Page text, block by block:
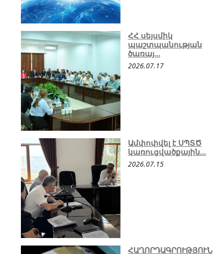
ՀՀ սեյսմիկ
պաշտպանության
ծառայ...
2026.07.17
Ամփոփվել է ՍՊՏԾ
կառուցվածքային...
2026.07.15
ՀԱՂՈՐԴԱԳՐՈՒԹՅՈՒՆ